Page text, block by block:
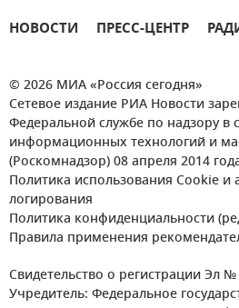
НОВОСТИ ПРЕСС-ЦЕНТР
© 2026 МИА «Россия сегодня»
Сетевое издание РИА Новости
Федеральной службе по надзору в
информационных технологий и
(Роскомнадзор) 08 апреля 2014
Политика использования Cookie и
логирования
Политика конфиденциальности
Правила применения
Свидетельство о регистрации Эл
Учредитель: Федеральное